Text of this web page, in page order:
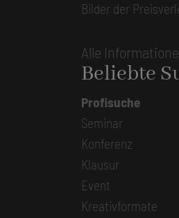
Bilder der
Alle
Beliebte
Profisuche
Seminar
Konferenz
Klausur
Event
Kreativformate